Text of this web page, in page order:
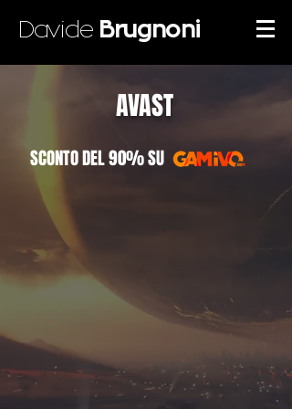
Davide Brugnoni
AVAST
SCONTO DEL 90%SU